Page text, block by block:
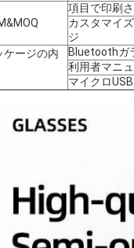
項目で印刷
カスタマイ
ジ
ケージの内
Bluetoothガ
利用者マニ
マイクロ